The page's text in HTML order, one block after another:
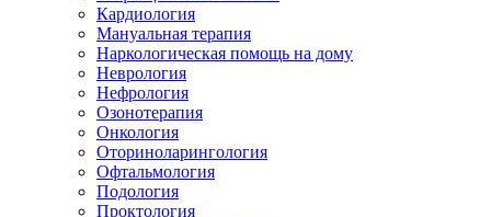
Кардиология
Мануальная терапия
Наркологическая помощь на дому
Неврология
Нефрология
Озонотерапия
Онкология
Оториноларингология
Офтальмология
Подология
Проктология